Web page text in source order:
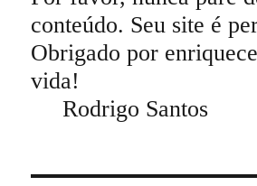
conteúdo. Seu site é
Obrigado por
Rodrigo Santos